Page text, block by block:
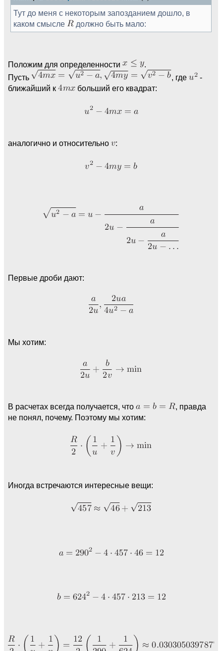
Тут до меня с некоторым запозданием дошло, в
каком смысле
должно быть мало:
Положим для определенности
.
Пусть
, где
-
ближайший к
больший его квадрат:
аналогично и относительно :
Первые дроби дают:
Мы хотим:
В расчетах всегда получается, что
, правда
не понял, почему. Поэтому мы хотим:
Иногда встречаются интересные вещи: